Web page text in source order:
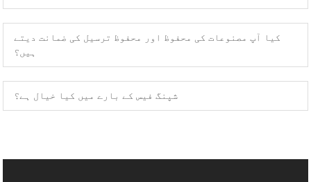
کیا آپ مصنوعات کی محفوظ اور محفوظ ترسیل کی ضمانت دیتے
ہیں؟
شپنگ فیس کے بارے میں کیا خیال ہے؟